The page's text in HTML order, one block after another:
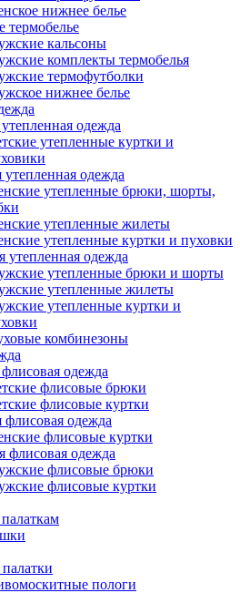
нижнее белье
термобелье
кальсоны
комплекты термобелья
термофутболки
нижнее белье
одежда
утепленные куртки и
утепленная одежда
утепленные брюки, шорты,
утепленные жилеты
утепленные куртки и пуховки
утепленная одежда
утепленные брюки и шорты
утепленные жилеты
утепленные куртки и
комбинезоны
флисовая одежда
флисовые брюки
флисовые куртки
флисовая одежда
флисовые куртки
флисовая одежда
флисовые брюки
флисовые куртки
пологи